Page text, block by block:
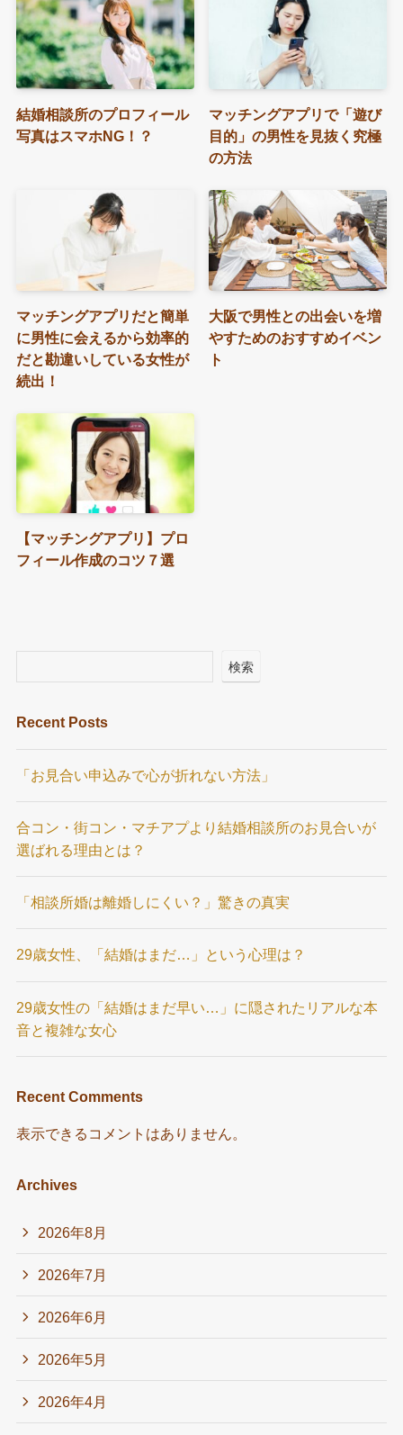
結婚相談所のプロフィール
写真はスマホNG！？
マッチングアプリで「遊び
目的」の男性を見抜く究極
の方法
マッチングアプリだと簡単
に男性に会えるから効率的
だと勘違いしている女性が
続出！
大阪で男性との出会いを増
やすためのおすすめイベン
ト
【マッチングアプリ】プロ
フィール作成のコツ７選
検索
Recent Posts
「お見合い申込みで心が折れない方法」
合コン・街コン・マチアプより結婚相談所のお見合いが
選ばれる理由とは？
「相談所婚は離婚しにくい？」驚きの真実
29歳女性、「結婚はまだ…」という心理は？
29歳女性の「結婚はまだ早い…」に隠されたリアルな本
音と複雑な女心
Recent Comments
表示できるコメントはありません。
Archives
2026年8月
2026年7月
2026年6月
2026年5月
2026年4月